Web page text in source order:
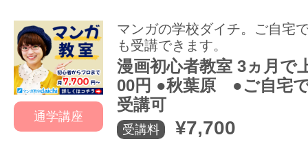
通学講座
マンガの学校ダイチ。ご自宅
も受講できます。
漫画初心者教室 3ヵ月で
00円 ●秋葉原 ●ご自宅
受講可
受講料 ¥7,700